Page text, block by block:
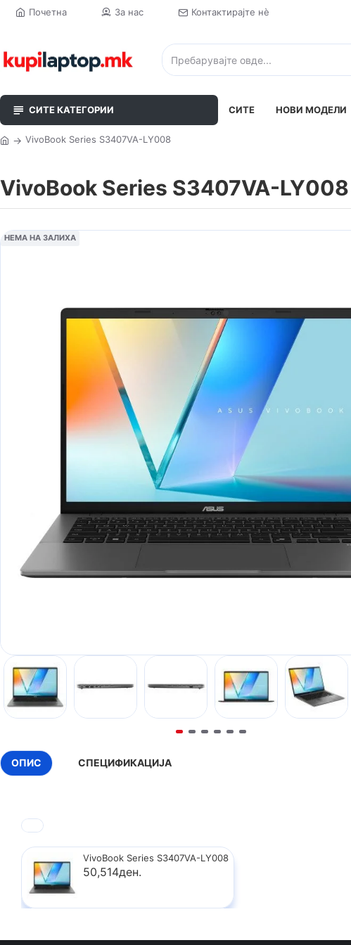
Почетна За нас Контактирајте нè
СИТЕ КАТЕГОРИИ СИТЕ НОВИ МОДЕЛИ
VivoBook Series S3407VA-LY008
VivoBook Series S3407VA-LY008
НЕМА НА ЗАЛИХА
ОПИС СПЕЦИФИКАЦИЈА
VivoBook Series S3407VA-LY008
50,514ден.